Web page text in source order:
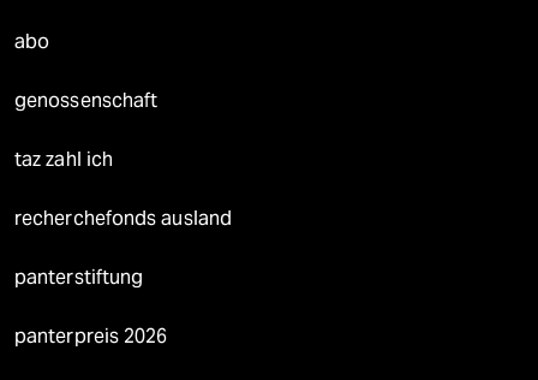
abo
genossenschaft
taz zahl ich
recherchefonds ausland
panterstiftung
panterpreis 2026